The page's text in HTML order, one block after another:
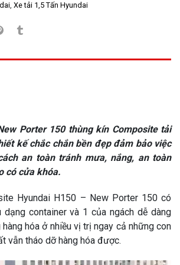
Xe tải 1,5 Tấn Hyundai
Porter 150 thùng kín Composite tải
kế chắc chắn bền đẹp đảm bảo việc
an toàn tránh mưa, nắng, an toàn
có cửa khóa.
Hyundai H150 – New Porter 150 có
container và 1 của ngách dễ dàng
hóa ở nhiều vị trị ngay cả những con
vẫn tháo dỡ hàng hóa được.